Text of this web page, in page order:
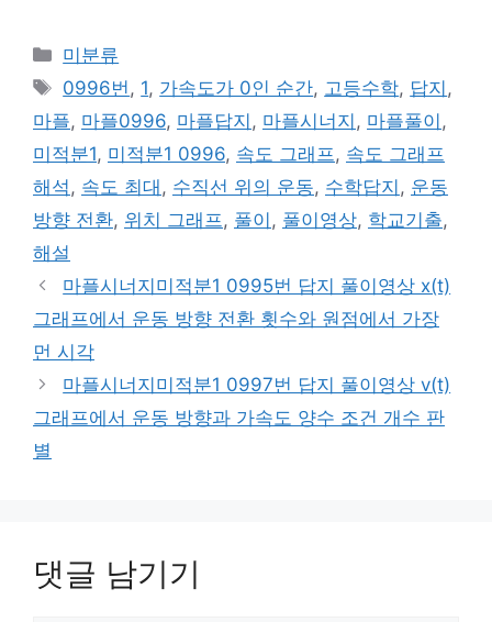
카
테
리
미분류
태
그
0996번, 1, 가속도가 0인 순간, 고등수학, 답지 ,
마플, 마플0996, 마플답지 , 마플시너지 , 마플풀이 ,
미적분1, 미적분1 0996, 속도 그래프, 속도 그래프
해석, 속도 최대 , 수직선 위의 운동, 수학답지 , 운동
방향 전환, 위치 그래프, 풀이 , 풀이영상, 학교기출,
해설
마플시너지미적분1 0995번 답지 풀이영상 x(t)
그래프에서 운동 방향 전환 횟수와 원점에서 가장
먼 시각
마플시너지미적분1 0997번 답지 풀이영상 v(t)
그래프에서 운동 방향과 가속도 양수 조건 개수 판
별
댓글 남기기